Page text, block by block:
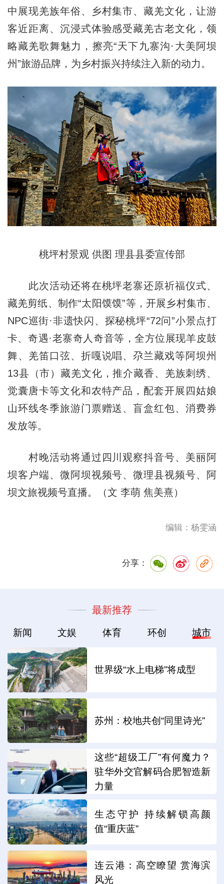
中展现羌族年俗、乡村集市、藏羌文化，让游
客近距离、沉浸式体验感受藏羌古老文化，领
略藏羌歌舞魅力，擦亮“天下九寨沟·大美阿坝
州”旅游品牌，为乡村振兴持续注入新的动力。
桃坪村景观 供图 理县县委宣传部
此次活动还将在桃坪老寨还原祈福仪式、
藏羌剪纸、制作“太阳馍馍”等，开展乡村集市、
NPC巡街·非遗快闪、探秘桃坪“72问”小景点打
卡、奇遇·老寨奇人奇音等，全方位展现羊皮鼓
舞、羌笛口弦、折嘎说唱、尕兰藏戏等阿坝州
13县（市）藏羌文化，推介藏香、羌族刺绣、
觉囊唐卡等文化和农特产品，配套开展四姑娘
山环线冬季旅游门票赠送、盲盒红包、消费券
发放等。
村晚活动将通过四川观察抖音号、美丽阿
坝客户端、微阿坝视频号、微理县视频号、阿
坝文旅视频号直播。（文 李萌 焦美熹）
编辑：杨雯涵
分享：
最新推荐
新闻 文娱 体育 环创 城市
世界级“水上电梯”将成型
苏州：校地共创“同里诗光”
这些“超级工厂”有何魔力？
驻华外交官解码合肥智造新
力量
生态守护 持续解锁高颜
值“重庆蓝”
连云港：高空瞭望 赏海滨
风光